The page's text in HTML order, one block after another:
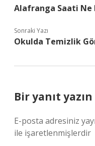
Alafranga Saati Ne
Sonraki Yazı
Okulda Temizlik
Bir yanıt yazın
E-posta adresiniz
ile işaretlenmişlerdir